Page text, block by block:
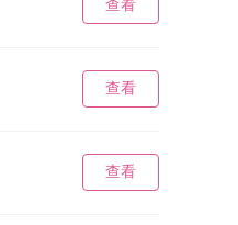
查看
查看
查看